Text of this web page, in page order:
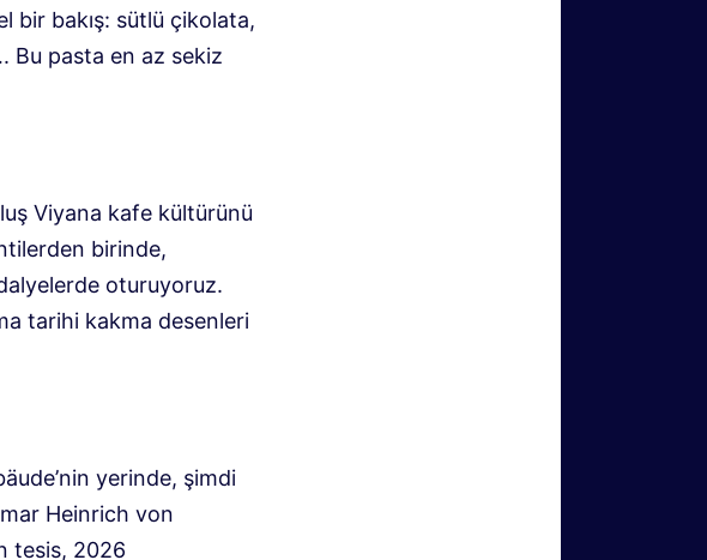
bir bakış: sütlü çikolata,
Bu pasta en az sekiz
Viyana kafe kültürünü
birinde,
oturuyoruz.
tarihi kakma desenleri
yerinde, şimdi
Heinrich von
tesis, 2026